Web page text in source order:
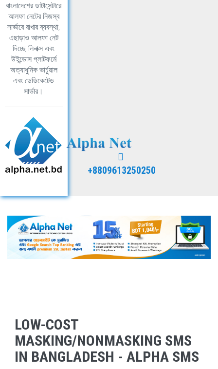
বাংলাদেশের ডাটাসেন্টারে
আলফা নেটের নিজস্ব
সার্ভারে রাখার ব্যবস্থা,
এছাড়াও আলফা নেট
দিচ্ছে লিনাক্স এবং
উইন্ডোস প্লাটফর্মে
অত্যাধুনিক ভার্চুয়াল
এবং ডেডিকেটেড
সার্ভার।
+8809613250250
LOW-COST
MASKING/NONMASKING SMS
IN BANGLADESH - ALPHA SMS